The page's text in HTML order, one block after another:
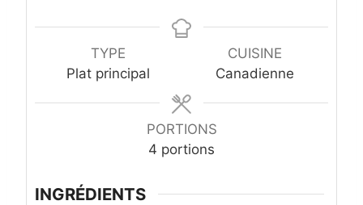
n
t
r
r
e
s
u
e
TYPE
Plat principal
CUISINE
Canadienne
PORTIONS
4 portions
INGRÉDIENTS